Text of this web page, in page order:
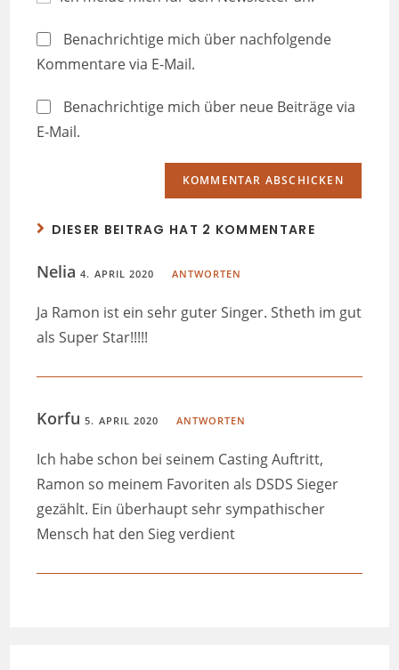
Benachrichtige mich über nachfolgende
Kommentare via E-Mail.
Benachrichtige mich über neue Beiträge via
E-Mail.
DIESER BEITRAG HAT 2 KOMMENTARE
Nelia4. APRIL 2020 ANTWORTEN
Ja Ramon ist ein sehr guter Singer. Stheth im gut
als Super Star!!!!!
Korfu5. APRIL 2020 ANTWORTEN
Ich habe schon bei seinem Casting Auftritt,
Ramon so meinem Favoriten als DSDS Sieger
gezählt. Ein überhaupt sehr sympathischer
Mensch hat den Sieg verdient